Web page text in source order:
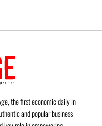
the first economic daily in
and popular business